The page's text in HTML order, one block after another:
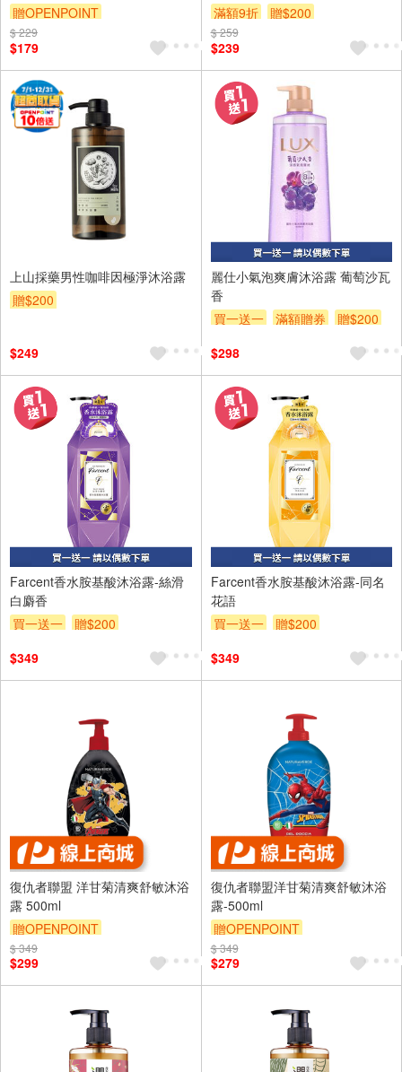
贈OPENPOINT
$ 229
$179
滿額9折
贈$200
$ 259
$239
上山採藥男性咖啡因極淨沐浴露
贈$200
$249
麗仕小氣泡爽膚沐浴露 葡萄沙瓦
香
買一送一
滿額贈券
贈$200
$298
Farcent香水胺基酸沐浴露-絲滑
白麝香
買一送一
贈$200
$349
Farcent香水胺基酸沐浴露-同名
花語
買一送一
贈$200
$349
復仇者聯盟 洋甘菊清爽舒敏沐浴
露 500ml
贈OPENPOINT
$ 349
$299
復仇者聯盟洋甘菊清爽舒敏沐浴
露-500ml
贈OPENPOINT
$ 349
$279